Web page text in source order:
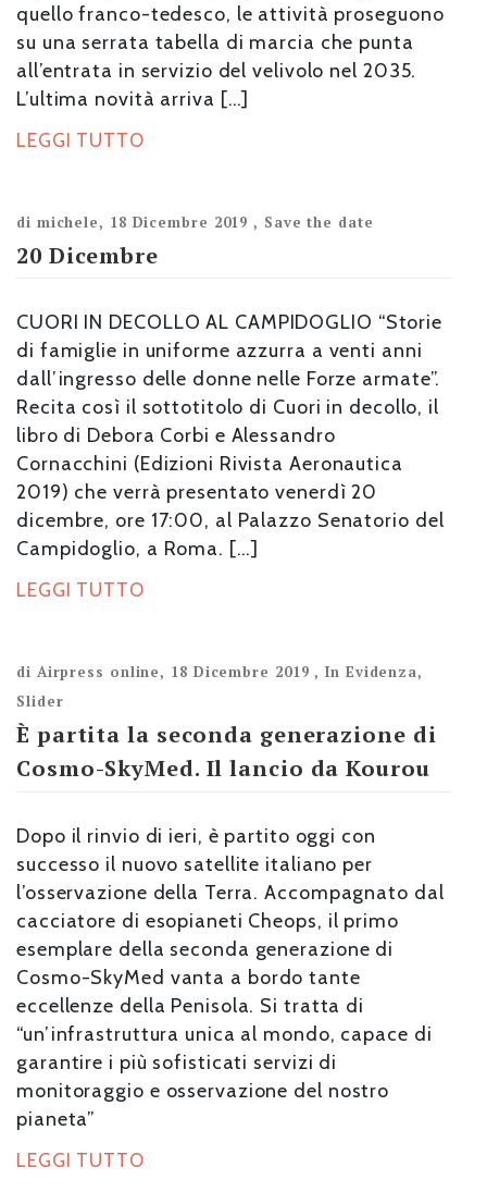
quello franco-tedesco, le attività proseguono
su una serrata tabella di marcia che punta
all’entrata in servizio del velivolo nel 2035.
L’ultima novità arriva […]
LEGGI TUTTO
di michele, 18 Dicembre 2019 , Save the date
20 Dicembre
CUORI IN DECOLLO AL CAMPIDOGLIO “Storie
di famiglie in uniforme azzurra a venti anni
dall’ingresso delle donne nelle Forze armate”.
Recita così il sottotitolo di Cuori in decollo, il
libro di Debora Corbi e Alessandro
Cornacchini (Edizioni Rivista Aeronautica
2019) che verrà presentato venerdì 20
dicembre, ore 17:00, al Palazzo Senatorio del
Campidoglio, a Roma. […]
LEGGI TUTTO
di Airpress online, 18 Dicembre 2019 ,In Evidenza,
Slider
È partita la seconda generazione di
Cosmo-SkyMed. Il lancio da Kourou
Dopo il rinvio di ieri, è partito oggi con
successo il nuovo satellite italiano per
l’osservazione della Terra. Accompagnato dal
cacciatore di esopianeti Cheops, il primo
esemplare della seconda generazione di
Cosmo-SkyMed vanta a bordo tante
eccellenze della Penisola. Si tratta di
“un’infrastruttura unica al mondo, capace di
garantire i più sofisticati servizi di
monitoraggio e osservazione del nostro
pianeta”
LEGGI TUTTO